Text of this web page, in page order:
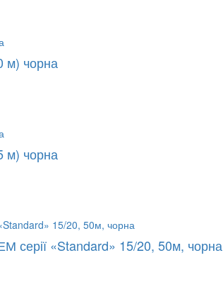
м) чорна
м) чорна
серії «Standard» 15/20, 50м, чорна